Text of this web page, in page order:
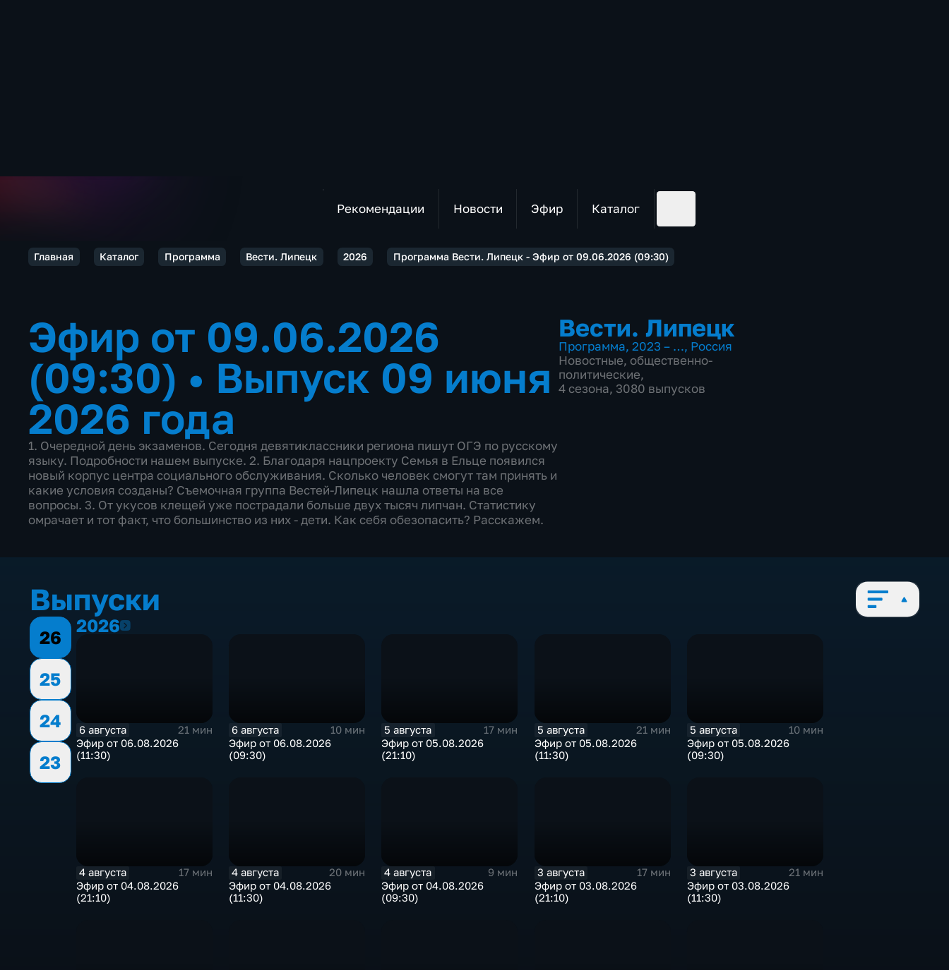
Рекомендации Новости Эфир Каталог
Главная Каталог Программа Вести. Липецк 2026 Программа Вести. Липецк - Эфир от 09.06.2026 (09:30)
Эфир от 09.06.2026
(09:30) • Выпуск 09 июня
2026 года
1. Очередной день экзаменов. Сегодня девятиклассники региона пишут ОГЭ по русскому
языку. Подробности нашем выпуске. 2. Благодаря нацпроекту Семья в Ельце появился
новый корпус центра социального обслуживания. Сколько человек смогут там принять и
какие условия созданы? Съемочная группа Вестей-Липецк нашла ответы на все
вопросы. 3. От укусов клещей уже пострадали больше двух тысяч липчан. Статистику
омрачает и тот факт, что большинство из них - дети. Как себя обезопасить? Расскажем.
Вести. Липецк
Программа, 2023 – …, Россия
Новостные, общественно-
политические,
4 сезона, 3080 выпусков
Выпуски
26
25
24
23
20262026
6 августа
21 мин
Эфир от 06.08.2026
(11:30)
6 августа
10 мин
Эфир от 06.08.2026
(09:30)
5 августа
17 мин
Эфир от 05.08.2026
(21:10)
5 августа
21 мин
Эфир от 05.08.2026
(11:30)
5 августа
10 мин
Эфир от 05.08.2026
(09:30)
4 августа
17 мин
Эфир от 04.08.2026
(21:10)
4 августа
20 мин
Эфир от 04.08.2026
(11:30)
4 августа
9 мин
Эфир от 04.08.2026
(09:30)
3 августа
17 мин
Эфир от 03.08.2026
(21:10)
3 августа
21 мин
Эфир от 03.08.2026
(11:30)